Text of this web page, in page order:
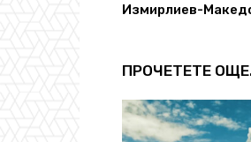
Измирлиев-
ПРОЧЕТЕТЕ